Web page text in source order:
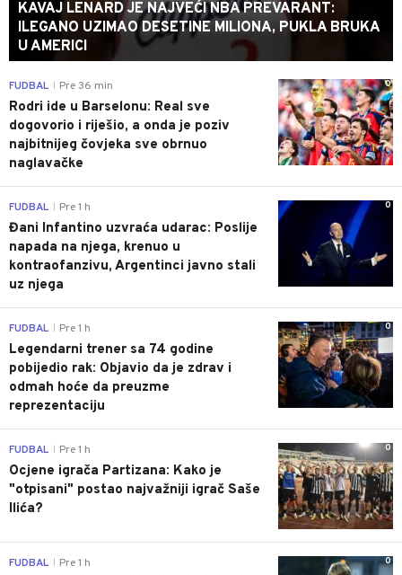
KAVAJ LENARD JE NAJVEĆI NBA PREVARANT:
ILEGANO UZIMAO DESETINE MILIONA, PUKLA BRUKA
U AMERICI
0
FUDBAL Pre 36 min
Rodri ide u Barselonu: Real sve
dogovorio i riješio, a onda je poziv
najbitnijeg čovjeka sve obrnuo
naglavačke
0
FUDBAL Pre 1 h
Đani Infantino uzvraća udarac: Poslije
napada na njega, krenuo u
kontraofanzivu, Argentinci javno stali
uz njega
0
FUDBAL Pre 1 h
Legendarni trener sa 74 godine
pobijedio rak: Objavio da je zdrav i
odmah hoće da preuzme
reprezentaciju
0
FUDBAL Pre 1 h
Ocjene igrača Partizana: Kako je
"otpisani" postao najvažniji igrač Saše
Ilića?
0
FUDBAL Pre 1 h